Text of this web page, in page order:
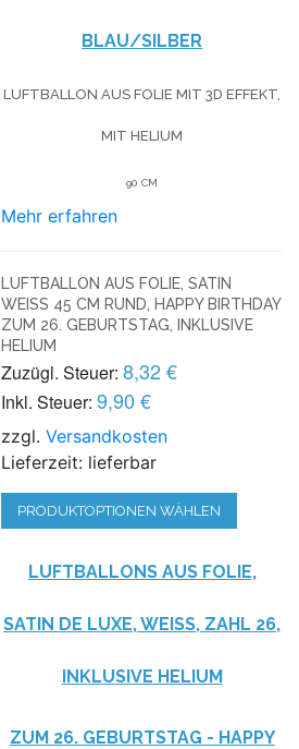
BLAU/SILBER
LUFTBALLON AUS FOLIE MIT 3D EFFEKT,
MIT HELIUM
90 CM
Mehr erfahren
LUFTBALLON AUS FOLIE, SATIN
WEISS 45 CM RUND, HAPPY BIRTHDAY Z
UM 26. GEBURTSTAG, INKLUSIVE H
ELIUM
Zuzügl. Steuer: 8,32 €
Inkl. Steuer: 9,90 €
zzgl.Versandkosten
Lieferzeit: lieferbar
PRODUKTOPTIONEN WÄHLEN
LUFTBALLONS AUS FOLIE,
SATIN DE LUXE, WEISS, ZAHL 26, I
NKLUSIVE HELIUM
ZUM 26. GEBURTSTAG - HAPPY